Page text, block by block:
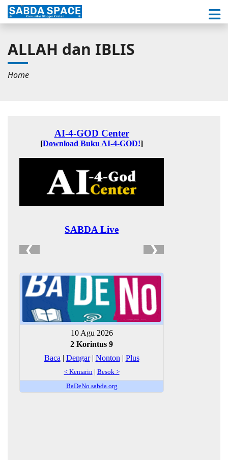
ALLAH dan IBLIS
Home